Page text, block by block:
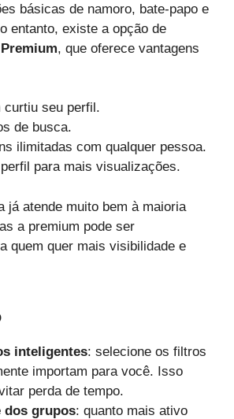
básicas de namoro, bate-papo e
entanto, existe a opção de
, que oferece vantagens
curtiu seu perfil.
de busca.
ilimitadas com qualquer pessoa.
para mais visualizações.
já atende muito bem à maioria
a premium pode ser
quem quer mais visibilidade e
inteligentes: selecione os filtros
importam para você. Isso
perda de tempo.
dos grupos: quanto mais ativo